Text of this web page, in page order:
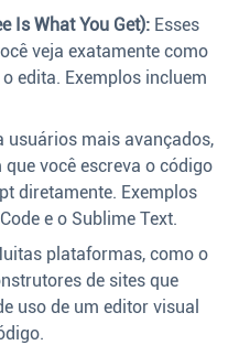
Is What You Get): Esses
veja exatamente como
edita. Exemplos incluem
usuários mais avançados,
você escreva o código
diretamente. Exemplos
e o Sublime Text.
plataformas, como o
de sites que
uso de um editor visual